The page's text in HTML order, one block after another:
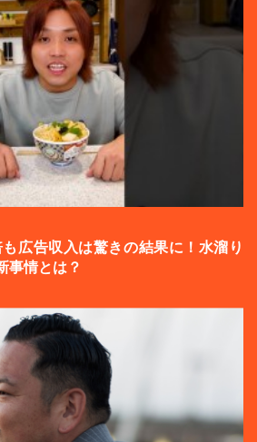
広告収入は驚きの結果に！水溜り
事情とは？